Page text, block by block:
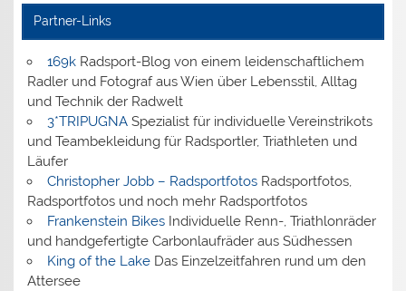
Partner-Links
169kRadsport-Blog von einem leidenschaftlichem
Radler und Fotograf aus Wien über Lebensstil, Alltag
und Technik der Radwelt
3*TRIPUGNASpezialist für individuelle Vereinstrikots
und Teambekleidung für Radsportler, Triathleten und
Läufer
Christopher Jobb – RadsportfotosRadsportfotos,
Radsportfotos und noch mehr Radsportfotos
Frankenstein BikesIndividuelle Renn-, Triathlonräder
und handgefertigte Carbonlaufräder aus Südhessen
King of the LakeDas Einzelzeitfahren rund um den
Attersee